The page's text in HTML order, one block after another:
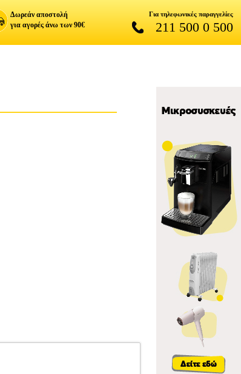
Δωρεάν αποστολή
για αγορές άνω των 90€
Για τηλεφωνικές παραγγελίες
211 500 0 500